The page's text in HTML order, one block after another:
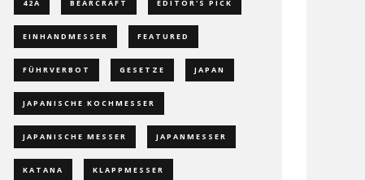
42A BEARCRAFT EDITOR'S PICK
EINHANDMESSER FEATURED
FÜHRVERBOT GESETZE JAPAN
JAPANISCHE KOCHMESSER
JAPANISCHE MESSER JAPANMESSER
KATANA KLAPPMESSER